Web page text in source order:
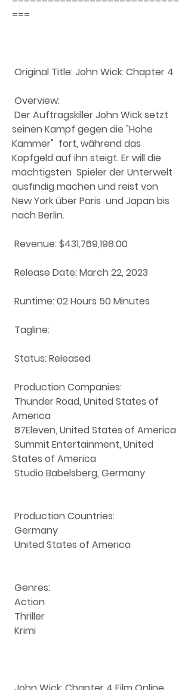
===
Original Title: John Wick: Chapter 4
Overview:
seinen Kampf gegen die "Hohe
Kammer"  fort, während das
Kopfgeld auf ihn steigt. Er will die
mächtigsten  Spieler der Unterwelt
ausfindig machen und reist von
New York über Paris  und Japan bis
nach Berlin.
Revenue: $431,769,198.00
Release Date: March 22, 2023
Runtime: 02 Hours 50 Minutes
Tagline:
Status: Released
Production Companies:
America
87Eleven, United States of America
States of America
Studio Babelsberg, Germany
Production Countries:
Germany
United States of America
Genres:
Action
Thriller
Krimi